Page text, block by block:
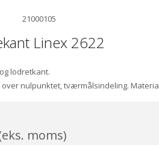
21000105
Linex 2622
lodretkant.
nulpunktet, tværmålsindeling.
moms)